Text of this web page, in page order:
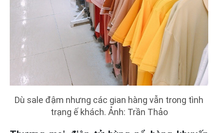
Dù sale đậm nhưng các gian hàng vẫn trong tình
trạng ế khách. Ảnh: Trần Thảo